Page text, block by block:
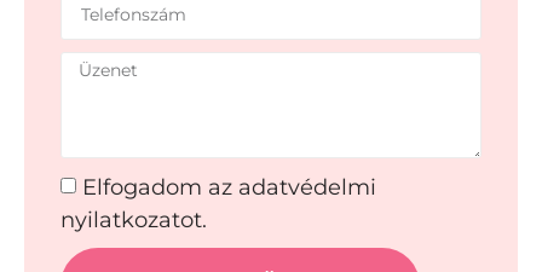
Elfogadom az adatvédelmi
nyilatkozatot.